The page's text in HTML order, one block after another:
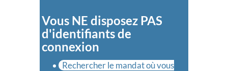
Vous NE disposez PAS
d'identifiants de
connexion
Rechercher le mandat où vous